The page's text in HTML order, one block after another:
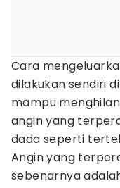
Cara
dilakukan sendiri
mampu
angin yang
dada seperti
Angin yang
sebenarnya